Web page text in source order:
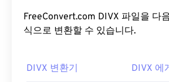
FreeConvert.com DIVX 파일을 다음과 같은 다른 형
식으로 변환할 수 있습니다.
DIVX 변환기 DIVX 에